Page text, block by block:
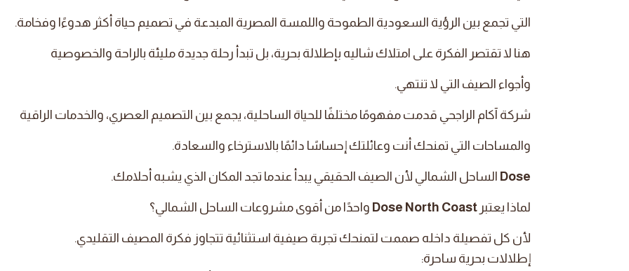
التي تجمع بين الرؤية السعودية الطموحة واللمسة المصرية المبدعة في تصميم حياة أكثر هدوءًا وفخامة.
هنا لا تقتصر الفكرة على امتلاك شاليه بإطلالة بحرية، بل تبدأ رحلة جديدة مليئة بالراحة والخصوصية
وأجواء الصيف التي لا تنتهي.
شركة آكام الراجحي قدمت مفهومًا مختلفًا للحياة الساحلية، يجمع بين التصميم العصري، والخدمات الراقية
والمساحات التي تمنحك أنت وعائلتك إحساسًا دائمًا بالاسترخاء والسعادة.
Dose الساحل الشمالي لأن الصيف الحقيقي يبدأ عندما تجد المكان الذي يشبه أحلامك.
لماذا يعتبر Dose North Coast واحدًا من أقوى مشروعات الساحل الشمالي؟
لأن كل تفصيلة داخله صممت لتمنحك تجربة صيفية استثنائية تتجاوز فكرة المصيف التقليدي.
إطلالات بحرية ساحرة: